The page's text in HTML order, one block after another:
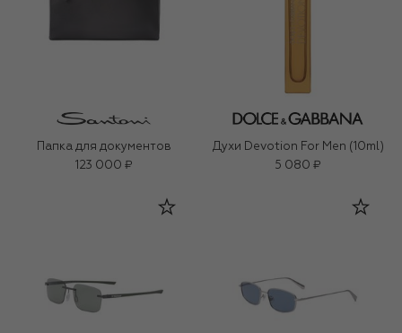
Папка для документов
123 000 ₽
Духи Devotion For Men (10ml)
5 080 ₽